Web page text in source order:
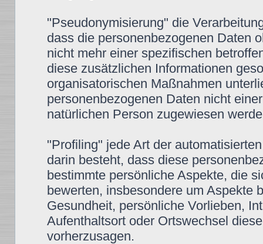
"Pseudonymisierung" die
dass die personenbezogenen Daten
nicht mehr einer spezifischen
diese zusätzlichen Informationen
organisatorischen Maßnahmen
personenbezogenen Daten nicht
natürlichen Person zugewiesen
"Profiling" jede Art der
darin besteht, dass diese
bestimmte persönliche Aspekte, die
bewerten, insbesondere um Aspekte
Gesundheit, persönliche Vorlieben,
Aufenthaltsort oder Ortswechsel
vorherzusagen.